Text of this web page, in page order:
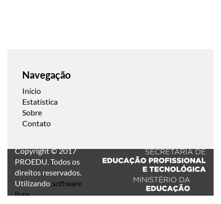
Navegação
Início
Estatística
Sobre
Contato
Copyright © 2017
PROEDU. Todos os
direitos reservados.
Utilizando software
livre.